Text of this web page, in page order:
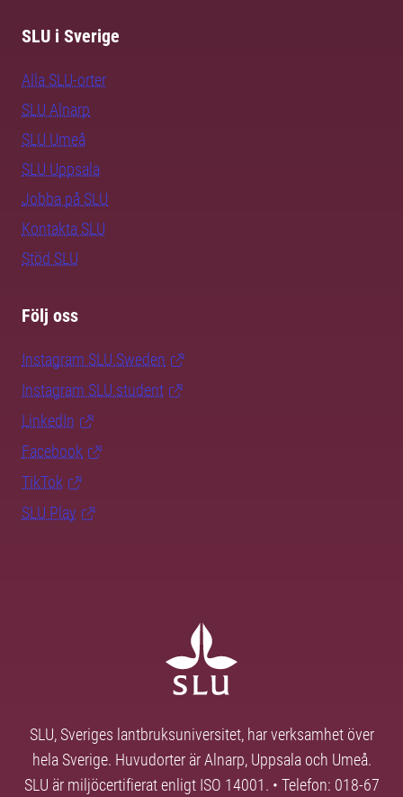
SLU i Sverige
Alla SLU-orter
SLU Alnarp
SLU Umeå
SLU Uppsala
Jobba på SLU
Kontakta SLU
Stöd SLU
Följ oss
Instagram SLU.Sweden
Instagram SLU.student
LinkedIn
Facebook
TikTok
SLU Play
SLU, Sveriges lantbruksuniversitet, har verksamhet över
hela Sverige. Huvudorter är Alnarp, Uppsala och Umeå.
SLU är miljöcertifierat enligt ISO 14001. • Telefon: 018-67